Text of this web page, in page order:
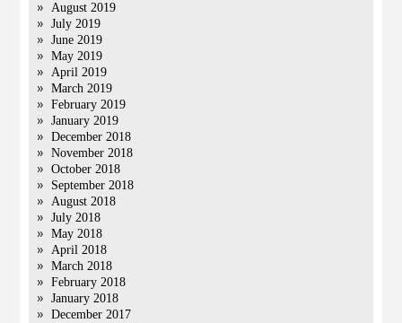
August 2019
July 2019
June 2019
May 2019
April 2019
March 2019
February 2019
January 2019
December 2018
November 2018
October 2018
September 2018
August 2018
July 2018
May 2018
April 2018
March 2018
February 2018
January 2018
December 2017